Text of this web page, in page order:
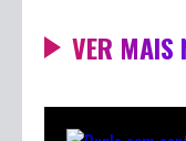
VER MAIS